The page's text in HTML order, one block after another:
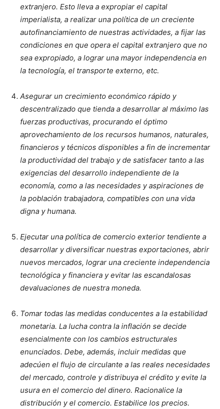
extranjero. Esto lleva a expropiar el capital
imperialista, a realizar una política de un creciente
autofinanciamiento de nuestras actividades, a fijar las
condiciones en que opera el capital extranjero que no
sea expropiado, a lograr una mayor independencia en
la tecnología, el transporte externo, etc.
Asegurar un crecimiento económico rápido y
descentralizado que tienda a desarrollar al máximo las
fuerzas productivas, procurando el óptimo
aprovechamiento de los recursos humanos, naturales,
financieros y técnicos disponibles a fin de incrementar
la productividad del trabajo y de satisfacer tanto a las
exigencias del desarrollo independiente de la
economía, como a las necesidades y aspiraciones de
la población trabajadora, compatibles con una vida
digna y humana.
Ejecutar una política de comercio exterior tendiente a
desarrollar y diversificar nuestras exportaciones, abrir
nuevos mercados, lograr una creciente independencia
tecnológica y financiera y evitar las escandalosas
devaluaciones de nuestra moneda.
Tomar todas las medidas conducentes a la estabilidad
monetaria. La lucha contra la inflación se decide
esencialmente con los cambios estructurales
enunciados. Debe, además, incluir medidas que
adecúen el flujo de circulante a las reales necesidades
del mercado, controle y distribuya el crédito y evite la
usura en el comercio del dinero. Racionalice la
distribución y el comercio. Estabilice los precios.